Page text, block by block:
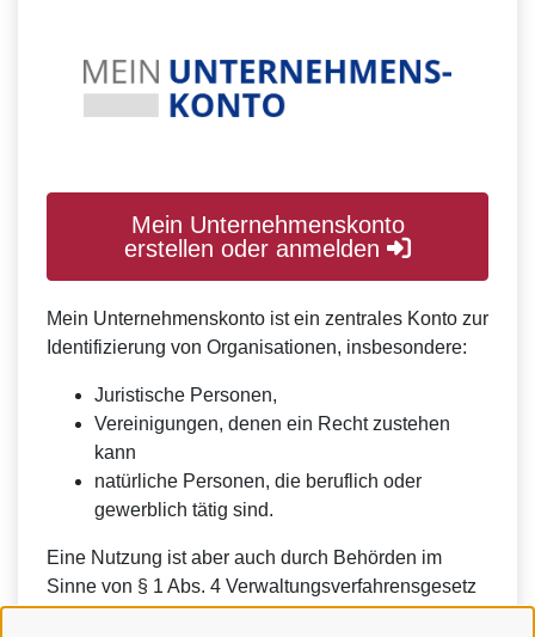
Mein Unternehmenskonto
erstellen oder anmelden
Mein Unternehmenskonto ist ein zentrales Konto zur
Identifizierung von Organisationen, insbesondere:
Juristische Personen,
Vereinigungen, denen ein Recht zustehen
kann
natürliche Personen, die beruflich oder
gewerblich tätig sind.
Eine Nutzung ist aber auch durch Behörden im
Sinne von § 1 Abs. 4 Verwaltungsverfahrensgesetz
(VwVfG) möglich.